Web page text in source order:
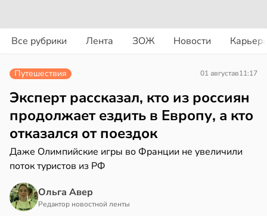
Все рубрики Лента ЗОЖ Новости
в13:55
Путешествия 01 августав11:17
Эксперт рассказал, кто из россиян
продолжает ездить в Европу, а кто
отказался от поездок
Даже Олимпийские игры во Франции не увеличили
поток туристов из РФ
Ольга Авер
Редактор новостной ленты